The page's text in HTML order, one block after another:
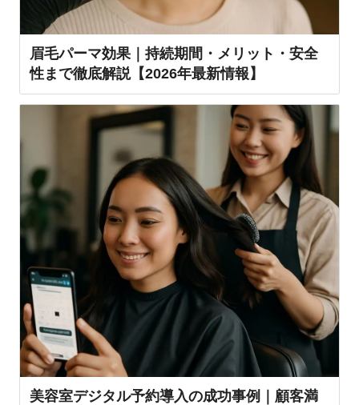
眉毛パーマ効果｜持続期間・メリット・安全
性まで徹底解説【2026年最新情報】
美容室デジタル予約導入の成功事例｜顧客満